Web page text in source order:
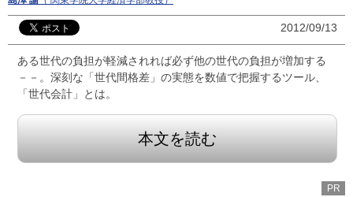
2012/09/13
ある世代の負担が軽減されれば必ず他の世代の負担が増加する
－－。深刻な「世代間格差」の実態を数値で把握するツール、
「世代会計」とは。
本文を読む
PR